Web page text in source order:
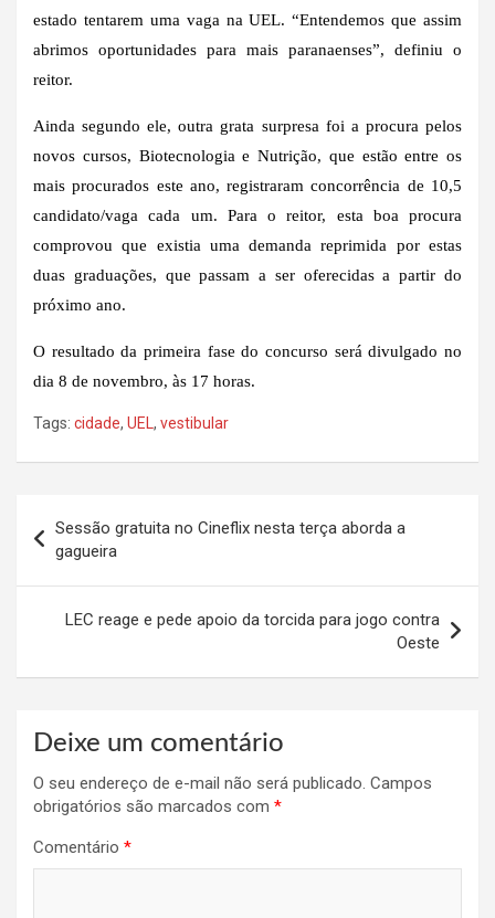
estado tentarem uma vaga na UEL. “Entendemos que assim
abrimos oportunidades para mais paranaenses”, definiu o
reitor.
Ainda segundo ele, outra grata surpresa foi a procura pelos
novos cursos, Biotecnologia e Nutrição, que estão entre os
mais procurados este ano, registraram concorrência de 10,5
candidato/vaga cada um. Para o reitor, esta boa procura
comprovou que existia uma demanda reprimida por estas
duas graduações, que passam a ser oferecidas a partir do
próximo ano.
O resultado da primeira fase do concurso será divulgado no
dia 8 de novembro, às 17 horas.
Tags: cidade, UEL , vestibular
de
Post
Sessão gratuita no Cineflix nesta terça aborda a
gagueira
LEC reage e pede apoio da torcida para jogo contra
Oeste
Deixe um comentário
O seu endereço de e-mail não será publicado. Campos
obrigatórios são marcados com *
Comentário *